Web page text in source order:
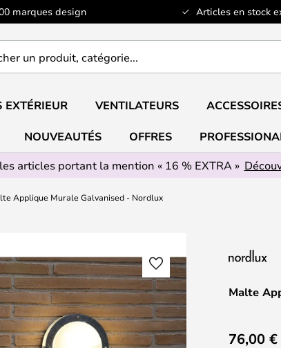
marques design Articles en stock
EXTÉRIEUR VENTILATEURS
NOUVEAUTÉS OFFRES
articles portant la mention « 16 % EXTRA »
Applique Murale Galvanised - Nordlux
Malte
76,00 €